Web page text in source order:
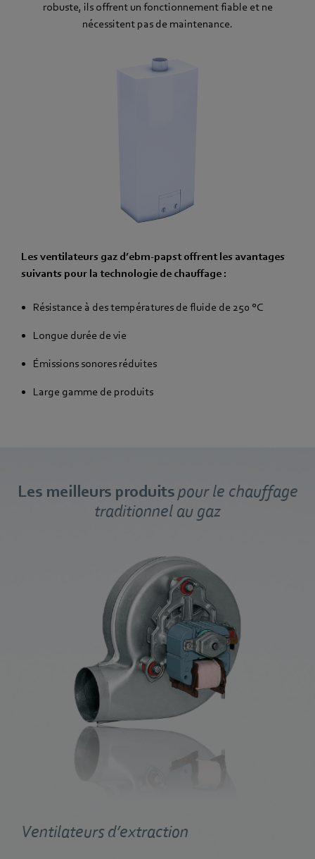
robuste, ils offrent un fonctionnement fiable et ne
nécessitent pas de maintenance.
Les ventilateurs gaz d’ebm-papst offrent les avantages
suivants pour la technologie de chauffage :
Résistance à des températures de fluide de 250 °C
Longue durée de vie
Émissions sonores réduites
Large gamme de produits
Les meilleurs produitspour le chauffage
traditionnel au gaz
Ventilateurs d’extraction